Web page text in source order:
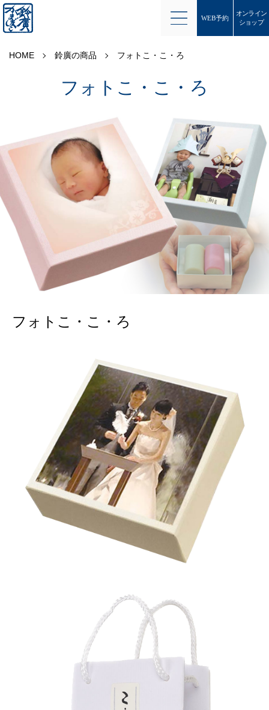
WEB予約
オンライン
ショップ
HOME 鈴廣の商品 フォトこ・こ・ろ
フォトこ・こ・ろ
フォトこ・こ・ろ